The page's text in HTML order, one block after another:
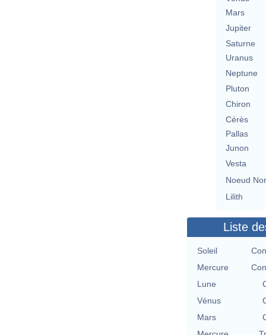
Mars
Jupiter
Saturne
Uranus
Neptune
Pluton
Chiron
Cérès
Pallas
Junon
Vesta
Noeud
Lilith
Liste
Soleil
Mercure
Lune
Vénus
Mars